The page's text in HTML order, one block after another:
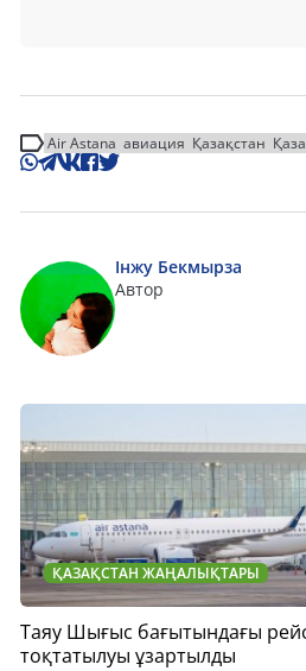
Air Astana авиация Қазақстан
Інжу Бекмырза
Автор
ҚАЗАҚСТАН ЖАҢАЛЫҚТАРЫ
Таяу Шығыс бағытындағы
тоқтатылуы ұзартылды